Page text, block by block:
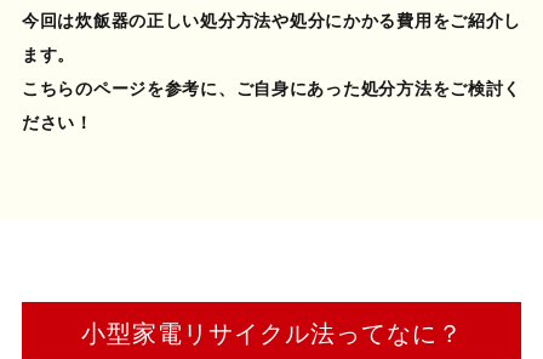
今回は炊飯器の正しい処分方法や処分にかかる費用 をご紹介し
ます。
こちらのページを参考に、ご自身にあった処分方法をご検討く
ださい！
小型家電リサイクル法ってなに？